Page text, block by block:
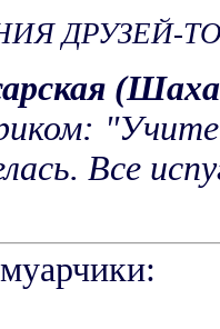
ДРУЗЕЙ-
Все